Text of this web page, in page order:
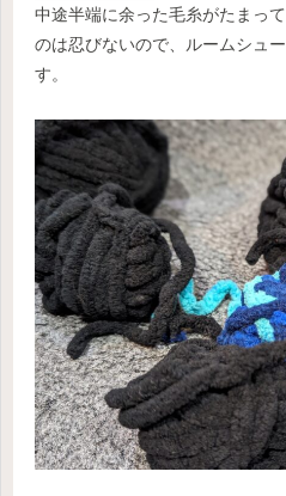
中途半端に余った毛糸がたまっ
のは忍びないので、ルームシュ
す。